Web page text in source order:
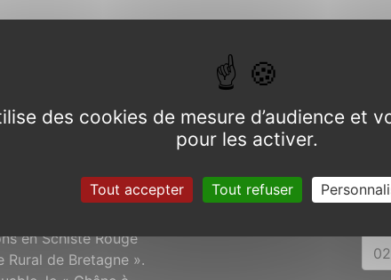
en Schiste Rouge
Rural de Bretagne ».
des cookies de mesure d’audience et
pour les activer.
Tout accepter Tout refuser